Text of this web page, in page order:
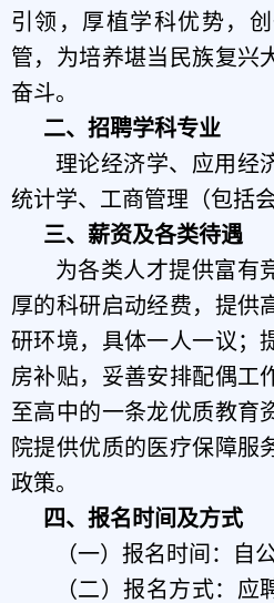
引领，厚植学科优势，
管，为培养堪当民族复兴
奋斗。
二、 招聘学科专业
理论经济学、应用经
统计学、工商管理（包括会
三、薪资及各类待遇
为各类人才提供富有
厚的科研启动经费，提供
研环境，具体一人一议；
房补贴，妥善安排配偶工
至高中的一条龙优质教育
院提供优质的医疗保障服
政策。
四、报名时间及方式
（一）报名时间：自
（二）报名方式：应